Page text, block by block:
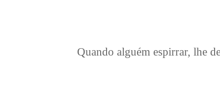
Quando alguém espirrar, lhe